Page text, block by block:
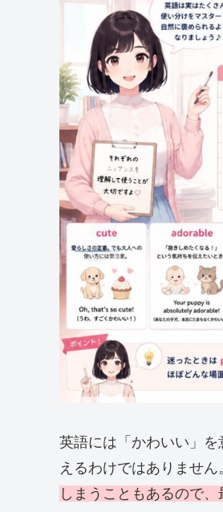
英語には「かわいい」
えるわけではありません
しまうこともあるので